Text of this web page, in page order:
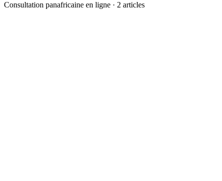
Consultation panafricaine en ligne · 2 articles